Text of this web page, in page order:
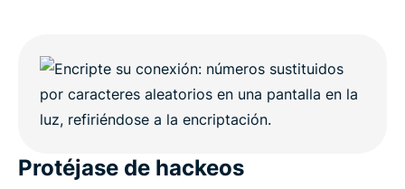
Protéjase de hackeos